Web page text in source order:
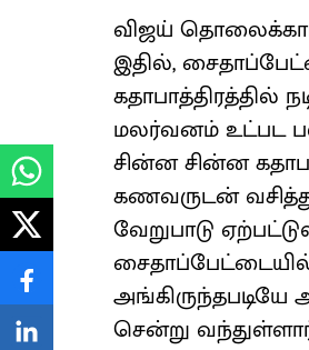
விஜய்
இதில்,
கதாபாத்திரத்தில்
மலர்வனம் உட்பட பல
சின்ன சின்ன
கணவருடன்
வேறுபாடு
அங்கிருந்தபடியே
சென்று